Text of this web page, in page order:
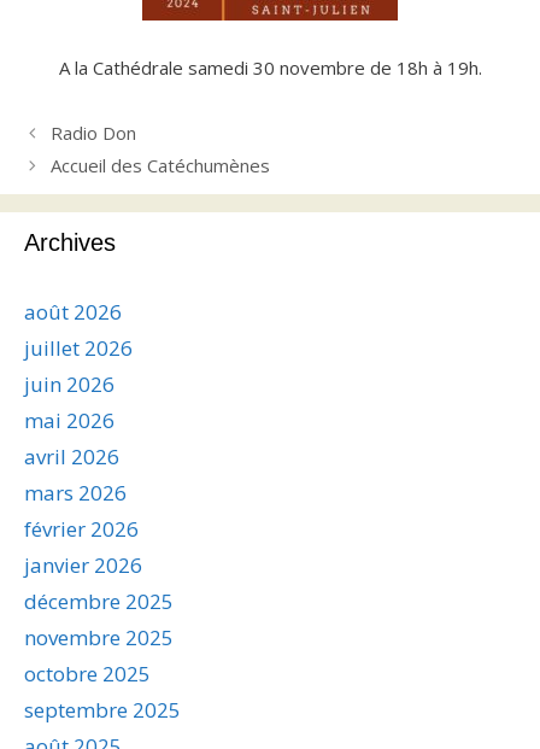
A la Cathédrale samedi 30 novembre de 18h à 19h.
Radio Don
Accueil des Catéchumènes
Archives
août 2026
juillet 2026
juin 2026
mai 2026
avril 2026
mars 2026
février 2026
janvier 2026
décembre 2025
novembre 2025
octobre 2025
septembre 2025